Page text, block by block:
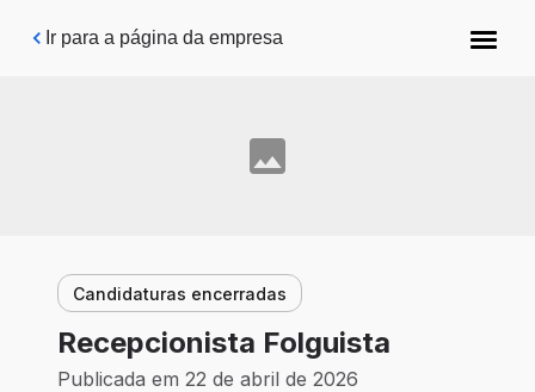
Pular para o conteúdo principal
Ir para a página da empresa
Candidaturas encerradas
Recepcionista Folguista
Publicada em 22 de abril de 2026